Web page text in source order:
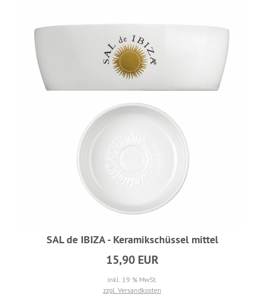
SAL de IBIZA - Keramikschüssel mittel
15,90 EUR
inkl. 19 % MwSt.
zzgl. Versandkosten